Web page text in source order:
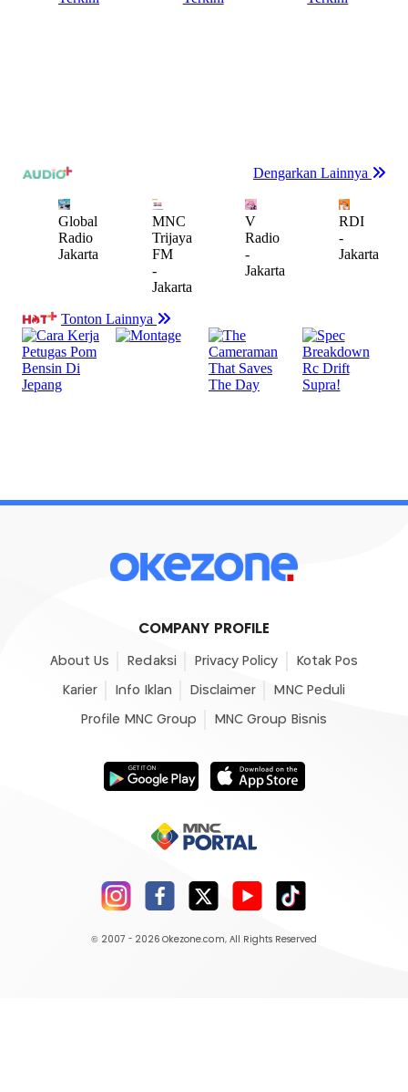
COMPANY PROFILE
About Us Redaksi Privacy Policy Kotak Pos
Karier Info Iklan Disclaimer MNC Peduli
Profile MNC Group MNC Group Bisnis
© 2007 - 2026 Okezone.com, All Rights Reserved